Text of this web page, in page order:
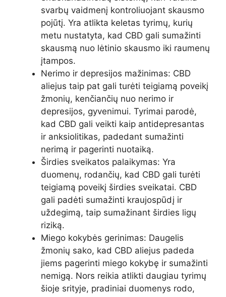
svarbų vaidmenį kontroliuojant skausmo
pojūtį. Yra atlikta keletas tyrimų, kurių
metu nustatyta, kad CBD gali sumažinti
skausmą nuo lėtinio skausmo iki raumenų
įtampos.
Nerimo ir depresijos mažinimas: CBD
aliejus taip pat gali turėti teigiamą poveikį
žmonių, kenčiančių nuo nerimo ir
depresijos, gyvenimui. Tyrimai parodė,
kad CBD gali veikti kaip antidepresantas
ir anksiolitikas, padedant sumažinti
nerimą ir pagerinti nuotaiką.
Širdies sveikatos palaikymas: Yra
duomenų, rodančių, kad CBD gali turėti
teigiamą poveikį širdies sveikatai. CBD
gali padėti sumažinti kraujospūdį ir
uždegimą, taip sumažinant širdies ligų
riziką.
Miego kokybės gerinimas: Daugelis
žmonių sako, kad CBD aliejus padeda
jiems pagerinti miego kokybę ir sumažinti
nemigą. Nors reikia atlikti daugiau tyrimų
šioje srityje, pradiniai duomenys rodo,